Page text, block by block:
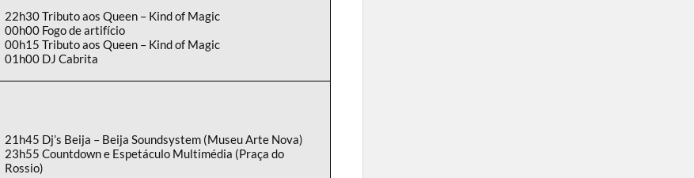
22h30 Tributo aos Queen – Kind of Magic
00h00 Fogo de artifício
00h15 Tributo aos Queen – Kind of Magic
01h00 DJ Cabrita
21h45 Dj’s Beija – Beija Soundsystem (Museu Arte Nova)
23h55 Countdown e Espetáculo Multimédia (Praça do
Rossio)